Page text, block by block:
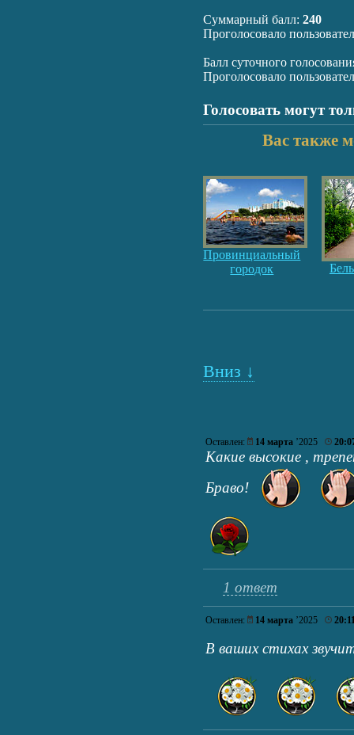
Суммарный балл: 240
Проголосовало
Балл суточного
Проголосовало
Голосовать могут
Вас также
Провинциальный
городок
Вниз ↓
Оставлен: 14 марта ’2025
Какие высокие ,
Браво!
1 ответ
Оставлен: 14 марта ’2025
В ваших стихах